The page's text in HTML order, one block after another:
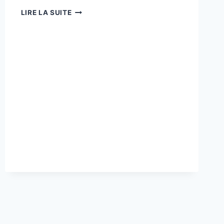
LIRE LA SUITEAU